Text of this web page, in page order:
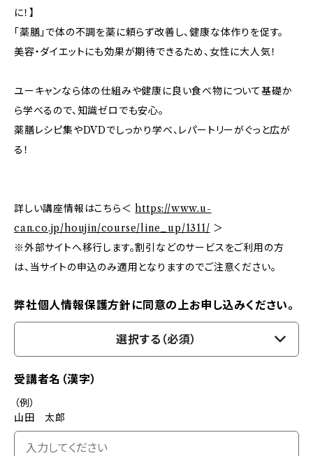
に！】
「薬膳」で体の不調を薬に頼らず改善し、健康な体作りを促す。
美容・ダイエットにも効果が期待できるため、女性に大人気！
ユーキャンなら体の仕組みや健康に良い食べ物について基礎か
ら学べるので、知識ゼロでも安心。
薬膳レシピ集やDVDでしっかり学べ、レパートリーがぐっと広が
る！
詳しい講座情報はこちら＜https://www.u-
can.co.jp/houjin/course/line_up/1311/ ＞
※外部サイトへ移行します。割引などのサービスをご利用の方
は、当サイトの申込のみ適用となりますのでご注意ください。
弊社個人情報保護方針に同意の上お申し込みください。
選択する（必須）
受講者名（漢字）
（例）
山田 太郎